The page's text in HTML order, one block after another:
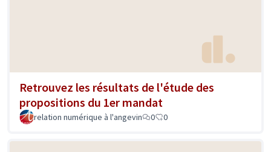
Retrouvez les résultats de l'étude des
propositions du 1er mandat
relation numérique à l'angevin 0 0